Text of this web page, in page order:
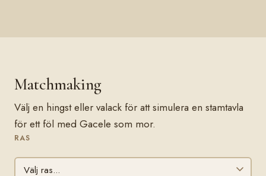
Matchmaking
Välj en hingst eller valack för att simulera en stamtavla
för ett föl med Gacele som mor.
RAS